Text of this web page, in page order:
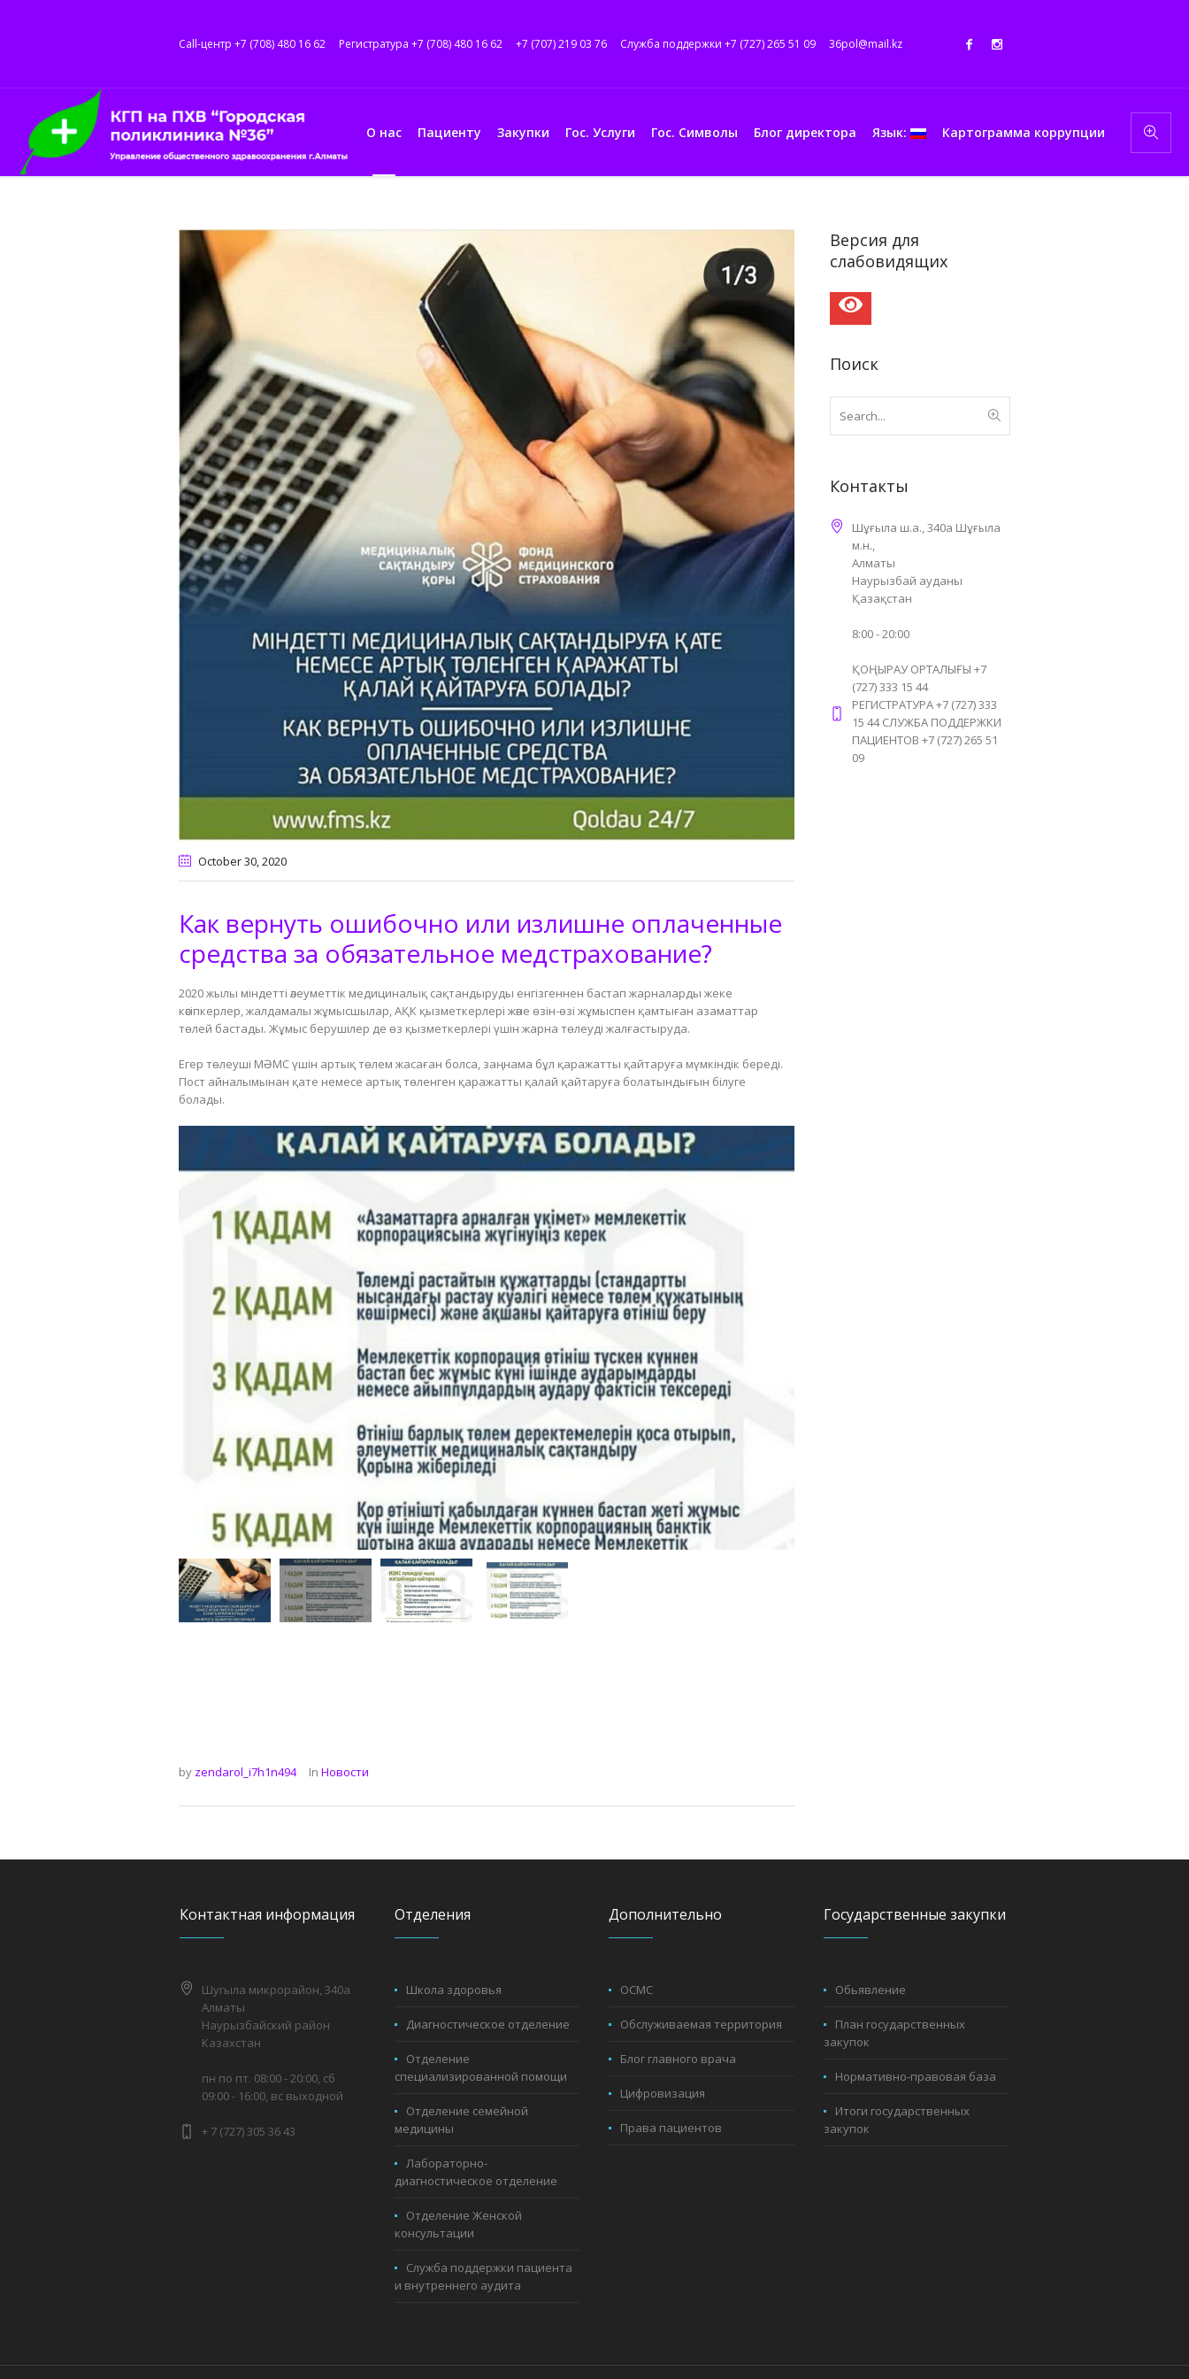
Call-центр +7 (708) 480 16 62 Регистратура +7 (708) 480 16 62 +7 (707) 219 03 76 Служба поддержки +7 (727) 265 51 09 36pol@mail.kz
О нас Пациенту Закупки Гос. Услуги Гос. Символы Блог директора Язык: Картограмма коррупции
October 30, 2020
Как вернуть ошибочно или излишне оплаченные
средства за обязательное медстрахование?
2020 жылы міндетті әлеуметтік медициналық сақтандыруды енгізгеннен бастап жарналарды жеке
кәсіпкерлер, жалдамалы жұмысшылар, АҚК қызметкерлері және өзін-өзі жұмыспен қамтыған азаматтар
төлей бастады. Жұмыс берушілер де өз қызметкерлері үшін жарна төлеуді жалғастыруда.
Егер төлеуші МӘМС үшін артық төлем жасаған болса, заңнама бұл қаражатты қайтаруға мүмкіндік береді.
Пост айналымынан қате немесе артық төленген қаражатты қалай қайтаруға болатындығын білуге
болады.
by zendarol_i7h1n494 In Новости
Версия для
слабовидящих
Поиск
Контакты
Шұғыла ш.а., 340а Шұғыла
м.н.,
Алматы
Наурызбай ауданы
Қазақстан
8:00 - 20:00
ҚОҢЫРАУ ОРТАЛЫҒЫ +7
(727) 333 15 44
РЕГИСТРАТУРА +7 (727) 333
15 44 СЛУЖБА ПОДДЕРЖКИ
ПАЦИЕНТОВ +7 (727) 265 51
09
Контактная информация
Шугыла микрорайон, 340а
Алматы
Наурызбайский район
Казахстан
пн по пт. 08:00 - 20:00, сб
09:00 - 16:00, вс выходной
+ 7 (727) 305 36 43
Отделения
Школа здоровья
Диагностическое отделение
Отделение
специализированной помощи
Отделение семейной
медицины
Лабораторно-
диагностическое отделение
Отделение Женской
консультации
Служба поддержки пациента
и внутреннего аудита
Дополнительно
ОСМС
Обслуживаемая территория
Блог главного врача
Цифровизация
Права пациентов
Государственные закупки
Обьявление
План государственных
закупок
Нормативно-правовая база
Итоги государственных
закупок